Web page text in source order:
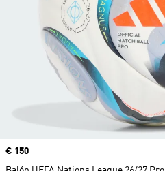
Precio
€ 150